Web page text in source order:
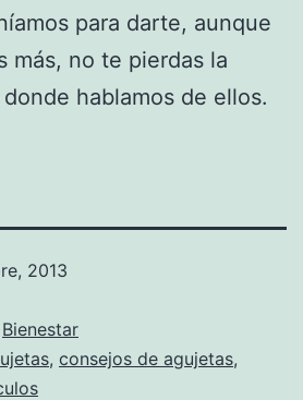
para darte, aunque
más, no te pierdas la
hablamos de ellos.
2013
Bienestar
, consejos de agujetas,